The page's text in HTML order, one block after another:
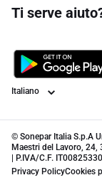
Ti serve
Lingua
© Sonepar Italia S.p.A
Maestri del Lavoro, 24,
| P.IVA/C.F.
Privacy PolicyCookies